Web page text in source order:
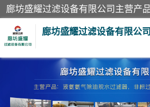
廊坊盛耀过滤设备有限公司
二氧化碳过滤器 过滤器